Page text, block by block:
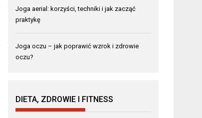
Joga aerial: korzyści, techniki i jak zacząć
praktykę
Joga oczu – jak poprawić wzrok i zdrowie
oczu?
DIETA, ZDROWIE I FITNESS